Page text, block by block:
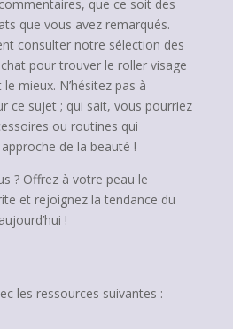
que ce soit des
que vous avez remarqués.
consulter notre sélection des
pour trouver le roller visage
mieux. N’hésitez pas à
ce sujet ; qui sait, vous pourriez
ou routines qui
de la beauté !
? Offrez à votre peau le
et rejoignez la tendance du
!
les ressources suivantes :